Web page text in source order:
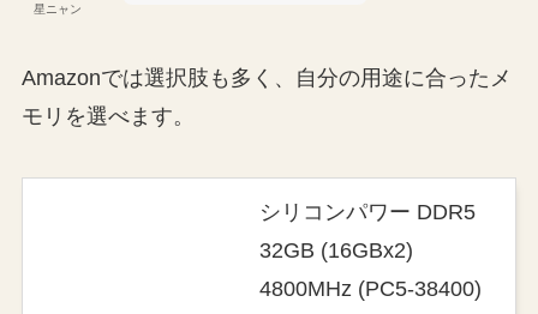
星ニャン
Amazonでは選択肢も多く、自分の用途に合ったメ
モリを選べます。
シリコンパワー DDR5
32GB (16GBx2)
4800MHz (PC5-38400)